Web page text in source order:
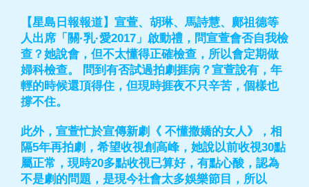
【星島日報報道】宣萱、胡琳、馬詩慧、鄺祖德等
人出席「關·乳·愛2017」啟動禮，問宣萱會否自我檢
查？她說會，但不太懂得正確檢查，所以會定期做
婦科檢查。 問到有否試過拍劇捱病？宣萱說有，年
輕的時候還頂得住，但現時捱夜不只辛苦，個樣也
撐不住。
此外，宣萱忙於宣傳新劇《 不懂撒嬌的女人》，相
隔5年再拍劇，希望收視創高峰，她說以前收視30點
屬正常，現時20多點收視已算好，有點心酸，認為
不是劇的問題，是現今社會太多娛樂節目，所以